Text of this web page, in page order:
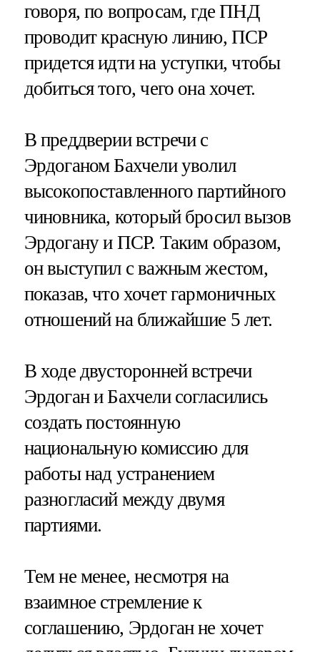
говоря, по вопросам, где ПНД
проводит красную линию, ПСР
придется идти на уступки, чтобы
добиться того, чего она хочет.
В преддверии встречи с
Эрдоганом Бахчели уволил
высокопоставленного партийного
чиновника, который бросил вызов
Эрдогану и ПСР. Таким образом,
он выступил с важным жестом,
показав, что хочет гармоничных
отношений на ближайшие 5 лет.
В ходе двусторонней встречи
Эрдоган и Бахчели согласились
создать постоянную
национальную комиссию для
работы над устранением
разногласий между двумя
партиями.
Тем не менее, несмотря на
взаимное стремление к
соглашению, Эрдоган не хочет